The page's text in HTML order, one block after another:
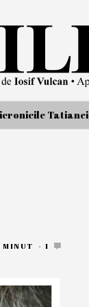
Tatianei
1